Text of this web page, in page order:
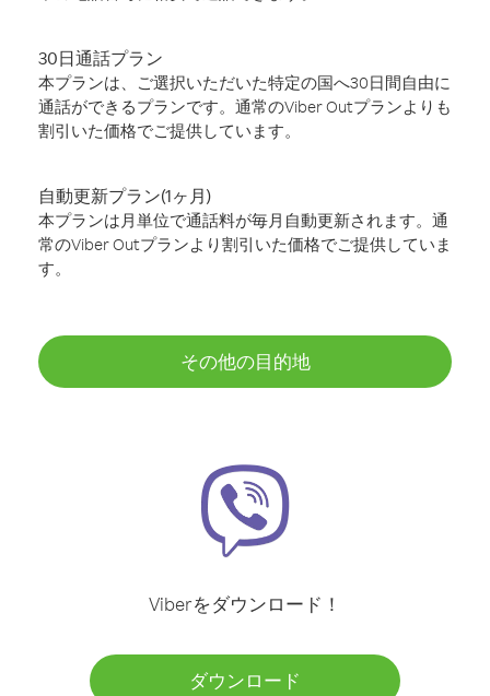
30日通話プラン
本プランは、ご選択いただいた特定の国へ30日間自由に
通話ができるプランです。通常のViber Outプランよりも
割引いた価格でご提供しています。
自動更新プラン(1ヶ月)
本プランは月単位で通話料が毎月自動更新されます。通
常のViber Outプランより割引いた価格でご提供していま
す。
その他の目的地
Viberをダウンロード！
ダウンロード